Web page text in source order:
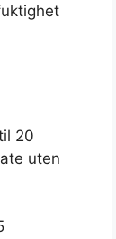
20
uten